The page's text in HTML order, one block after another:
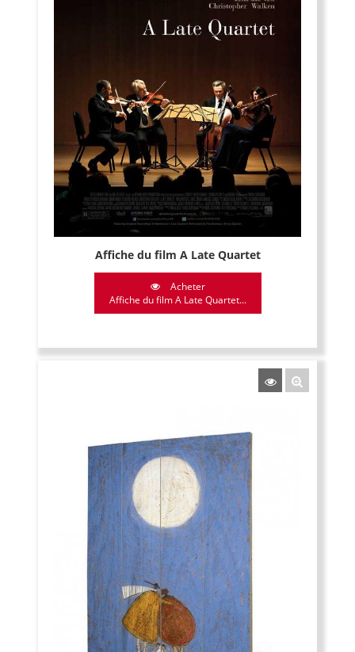
Affiche du film A Late Quartet
Acheter
Affiche du film A Late Quartet...